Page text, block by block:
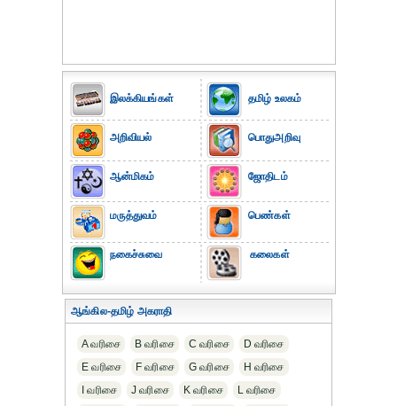
இலக்கியங்கள்
அறிவியல்
ஆன்மிகம்
மருத்துவம்
நகைச்சுவை
தமிழ் உலகம்
பொதுஅறிவு
ஜோதிடம்
பெண்கள்
கலைகள்
ஆங்கில-தமிழ் அகராதி
A வரிசை B வரிசை C வரிசை
D வரிசை
E வரிசை
F வரிசை G வரிசை
H வரிசை
I வரிசை
J வரிசை K வரிசை L வரிசை